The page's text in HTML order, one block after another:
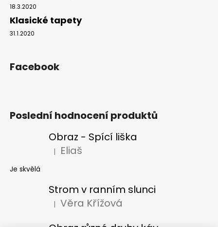
18.3.2020
Klasické tapety
31.1.2020
Facebook
Poslední hodnocení produktů
Obraz - Spící liška
Hodnocení produktu je 5 z 5 hvězdiček.
| Eliaš
Je skvělá
Strom v ranním slunci
Hodnocení produktu je 5 z 5 hvězdiček.
| Věra Křížová